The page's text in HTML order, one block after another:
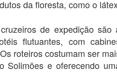
da floresta, como o
de expedição são
flutuantes, com
roteiros costumam ser
Solimões e oferecendo